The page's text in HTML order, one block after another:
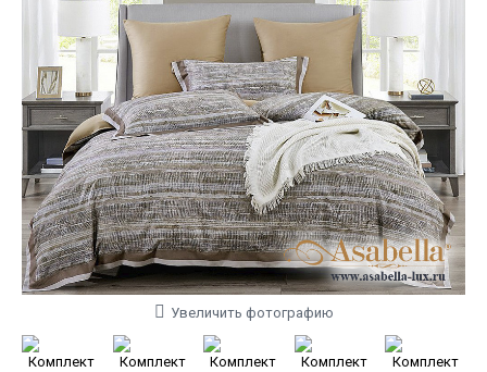
Увеличить фотографию